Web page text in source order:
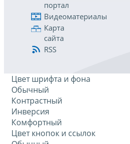
портал
Видеоматериалы
Карта
сайта
RSS
Цвет шрифта и фона
Обычный
Контрастный
Инверсия
Комфортный
Цвет кнопок и ссылок